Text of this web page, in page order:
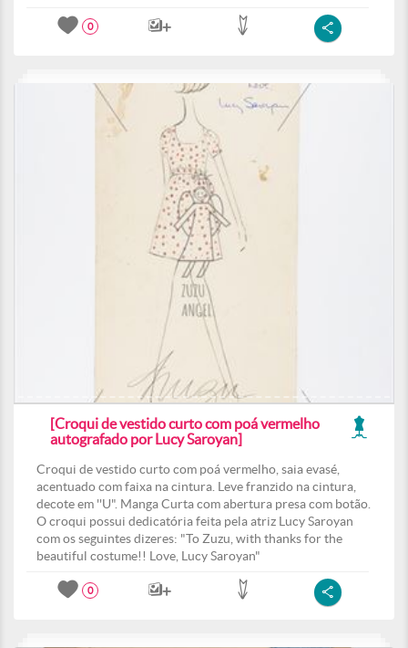
0
[Croqui de vestido curto com poá vermelho
autografado por Lucy Saroyan]
Croqui de vestido curto com poá vermelho, saia evasé,
acentuado com faixa na cintura. Leve franzido na cintura,
decote em ''U". Manga Curta com abertura presa com botão.
O croqui possui dedicatória feita pela atriz Lucy Saroyan
com os seguintes dizeres: "To Zuzu, with thanks for the
beautiful costume!! Love, Lucy Saroyan"
0